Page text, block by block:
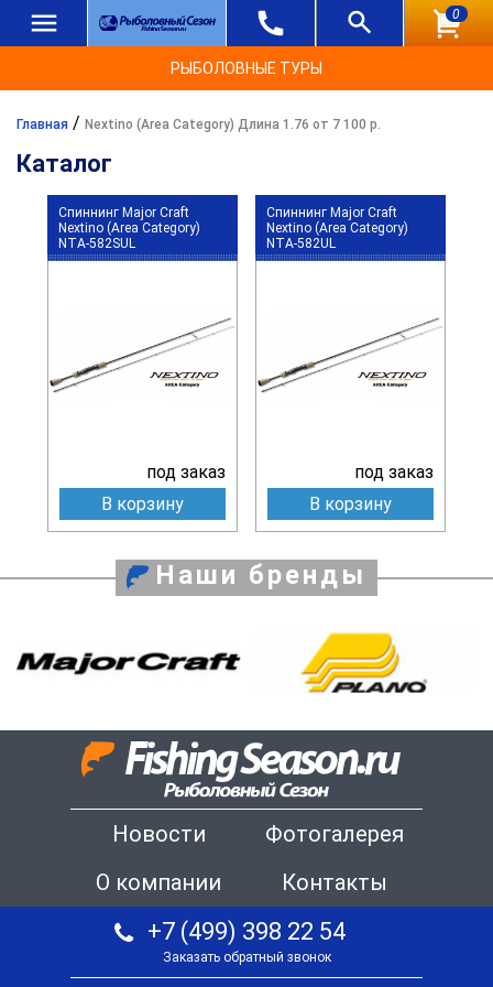
0
РЫБОЛОВНЫЕ ТУРЫ
Главная / Nextino (Area Category) Длина 1.76 от 7 100 р.
Каталог
Спиннинг Major Craft
Nextino (Area Category)
NTA-582SUL
под заказ
В корзину
Спиннинг Major Craft
Nextino (Area Category)
NTA-582UL
под заказ
В корзину
Наши бренды
Новости
Фотогалерея
О компании
Контакты
+7 (499) 398 22 54
Заказать обратный звонок